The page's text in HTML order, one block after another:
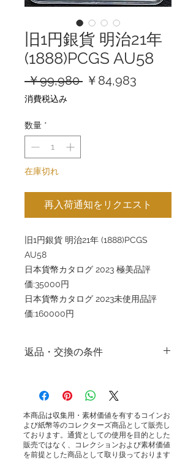
旧1円銀貨 明治21年
(1888)PCGS AU58
￥99,980 通￥84,983
消費税込み
数量 *
在庫切れ
再入荷通知をリクエスト
旧1円銀貨 明治21年 (1888)PCGS
AU58
日本貨幣カタログ 2023 極美品評
価:35000円
日本貨幣カタログ 2023未使用品評
価:160000円
返品・交換の条件
は、高品質な商品とサービスを提供し、
ております。販売する商品の性質上、原
則としてお客様のご都合による返品は受
け付けておりません。
本商品は収集用・素材価値を有するコインお
よび紙幣等のコレクターズ商品として販売し
ております。通貨としての使用を目的とした
販売ではなく、コレクションおよび素材価値
を前提とした商品として取り扱っております